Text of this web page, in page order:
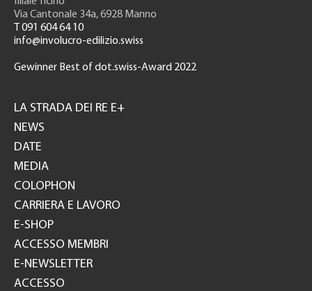
Via Cantonale 34a, 6928 Manno
T 091 604 64 10
info@involucro-edilizio.swiss
Gewinner Best of dot.swiss-Award 2022
GH
LA STRADA DEI RE E+
NEWS
DATE
MEDIA
COLOPHON
CARRIERA E LAVORO
E-SHOP
ACCESSO MEMBRI
E-NEWSLETTER
ACCESSO